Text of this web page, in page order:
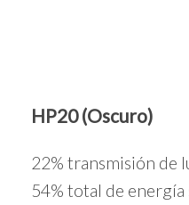
HP20 (Oscuro)
22% transmisión de
54% total de energía